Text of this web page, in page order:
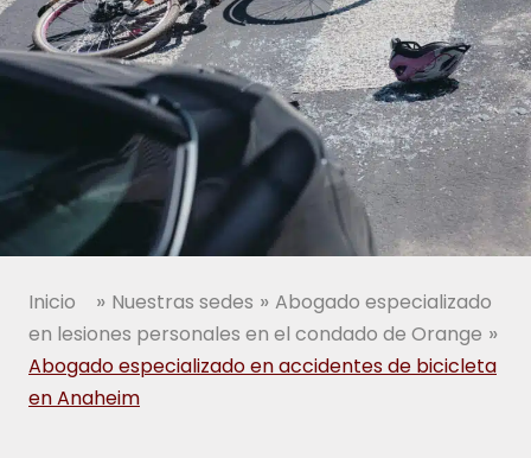
Inicio » Nuestras sedes » Abogado especializado
en lesiones personales en el condado de Orange »
Abogado especializado en accidentes de bicicleta
en Anaheim